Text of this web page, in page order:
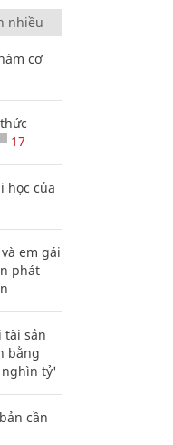
nhiều
cơ
17
học của
em gái
phát
tài sản
bằng
tỷ'
cần